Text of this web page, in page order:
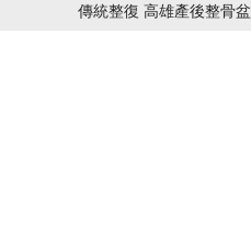
傳統整復 高雄產後整骨盆